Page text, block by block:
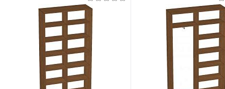
В корзину
Купить в 1 клик
К сравнению
В избранное
Под заказ
В корзину
Купить в 1 клик
К
В избранное
Под